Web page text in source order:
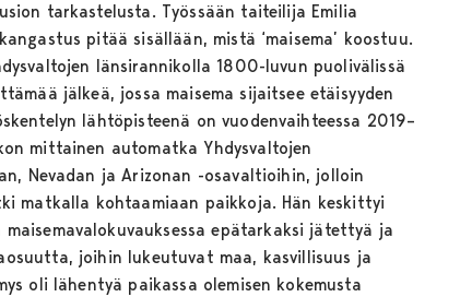
tarkastelusta. Työssään taiteilija Emilia
pitää sisällään, mistä ‘maisema’ koostuu.
länsirannikolla 1800-luvun puolivälissä
jälkeä, jossa maisema sijaitsee etäisyyden
lähtöpisteenä on vuodenvaihteessa 2019–
mittainen automatka Yhdysvaltojen
Nevadan ja Arizonan -osavaltioihin, jolloin
matkalla kohtaamiaan paikkoja. Hän keskittyi
maisemavalokuvauksessa epätarkaksi jätettyä ja
joihin lukeutuvat maa, kasvillisuus ja
oli lähentyä paikassa olemisen kokemusta